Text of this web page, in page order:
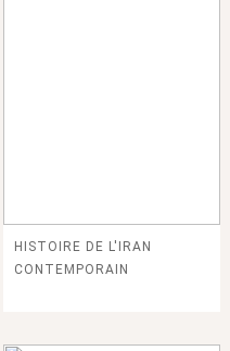
HISTOIRE DE L'IRAN
CONTEMPORAIN